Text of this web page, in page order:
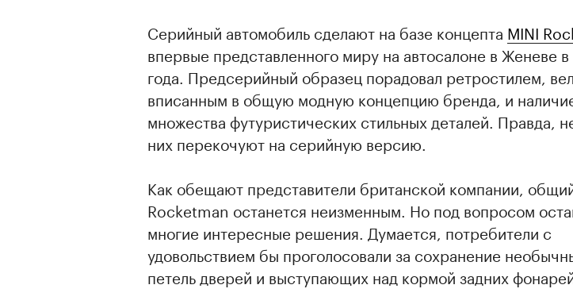
Серийный автомобиль сделают на базе концепта MINI
впервые представленного миру на автосалоне в Женеве в
года. Предсерийный образец порадовал ретростилем,
вписанным в общую модную концепцию бренда, и
множества футуристических стильных деталей. Правда,
них перекочуют на серийную версию.
Как обещают представители британской компании,
Rocketman останется неизменным. Но под вопросом
многие интересные решения. Думается, потребители с
удовольствием бы проголосовали за сохранение
петель дверей и выступающих над кормой задних